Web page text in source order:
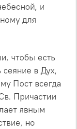
и
для
чтобы есть
сеяние в Дух,
Пост всегда
Причастии
явным
но